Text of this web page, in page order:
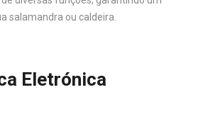
salamandra ou caldeira.
Eletrónica